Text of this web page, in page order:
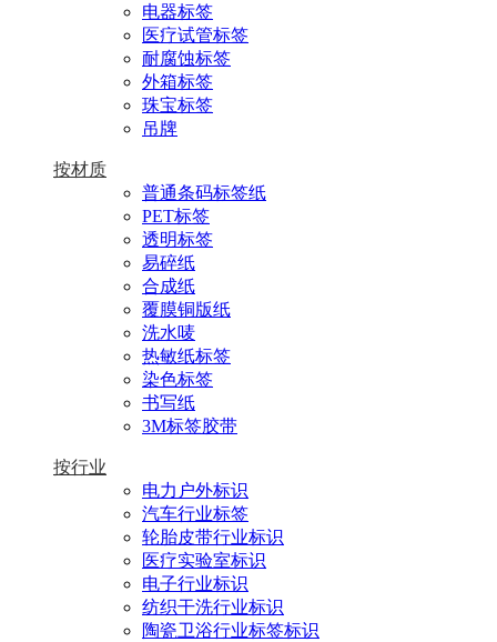
电器标签
医疗试管标签
耐腐蚀标签
外箱标签
珠宝标签
吊牌
按材质
普通条码标签纸
PET标签
透明标签
易碎纸
合成纸
覆膜铜版纸
洗水唛
热敏纸标签
染色标签
书写纸
3M标签胶带
按行业
电力户外标识
汽车行业标签
轮胎皮带行业标识
医疗实验室标识
电子行业标识
纺织干洗行业标识
陶瓷卫浴行业标签标识